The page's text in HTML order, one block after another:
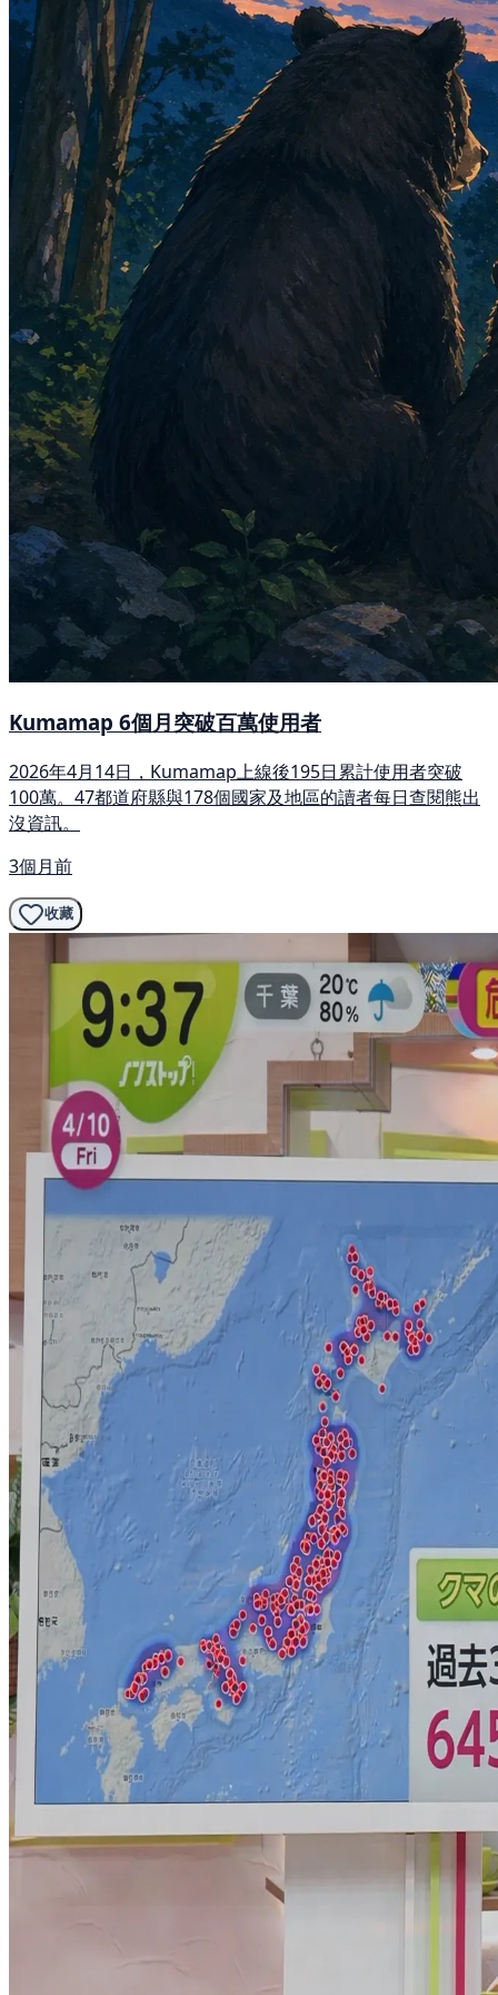
Kumamap 6個月突破百萬使用者
2026年4月14日，Kumamap上線後195日累計使用者突破
100萬。47都道府縣與178個國家及地區的讀者每日查閱熊出
沒資訊。
3個月前
收藏